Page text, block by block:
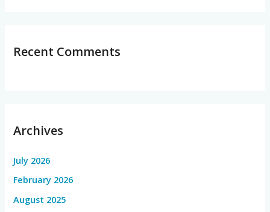
Recent Comments
Archives
July 2026
February 2026
August 2025